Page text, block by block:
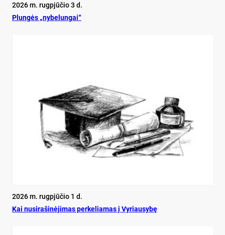
2026 m. rugpjūčio 3 d.
Plun­gės „ny­be­lun­gai“
2026 m. rugpjūčio 1 d.
Kai nu­si­ra­ši­nė­ji­mas per­ke­lia­mas į Vy­riau­sy­bę